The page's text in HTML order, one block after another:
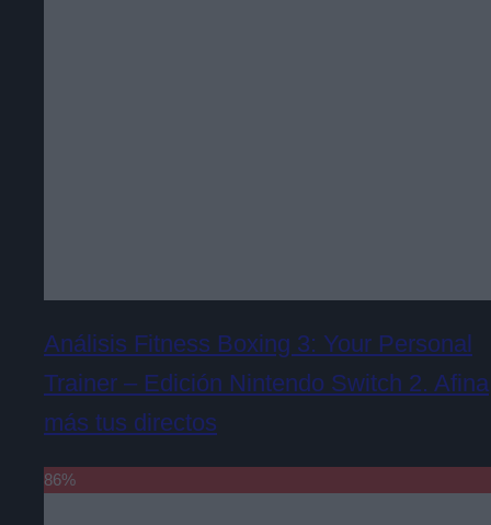
Análisis Fitness Boxing 3: Your Personal
Trainer – Edición Nintendo Switch 2. Afina
más tus directos
86%